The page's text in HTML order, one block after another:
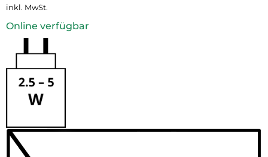
inkl. MwSt.
Online verfügbar